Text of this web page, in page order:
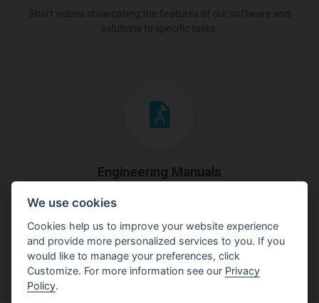
Engineering Manuals
Step by steps guides on how
to solve a specific tasks.
We use cookies
Cookies help us to improve your website experience
and provide more personalized services to you. If you
would like to manage your preferences, click
Customize. For more information see our Privacy
Policy.